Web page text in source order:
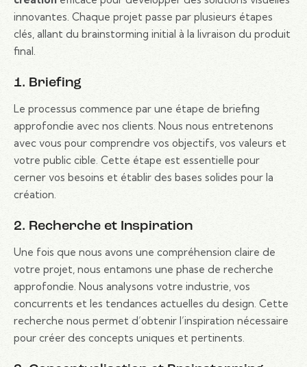
innovantes. Chaque projet passe par plusieurs étapes
clés, allant du brainstorming initial à la livraison du produit
final.
1. Briefing
Le processus commence par une étape de briefing
approfondie avec nos clients. Nous nous entretenons
avec vous pour comprendre vos objectifs, vos valeurs et
votre public cible. Cette étape est essentielle pour
cerner vos besoins et établir des bases solides pour la
création.
2. Recherche et Inspiration
Une fois que nous avons une compréhension claire de
votre projet, nous entamons une phase de recherche
approfondie. Nous analysons votre industrie, vos
concurrents et les tendances actuelles du design. Cette
recherche nous permet d’obtenir l’inspiration nécessaire
pour créer des concepts uniques et pertinents.